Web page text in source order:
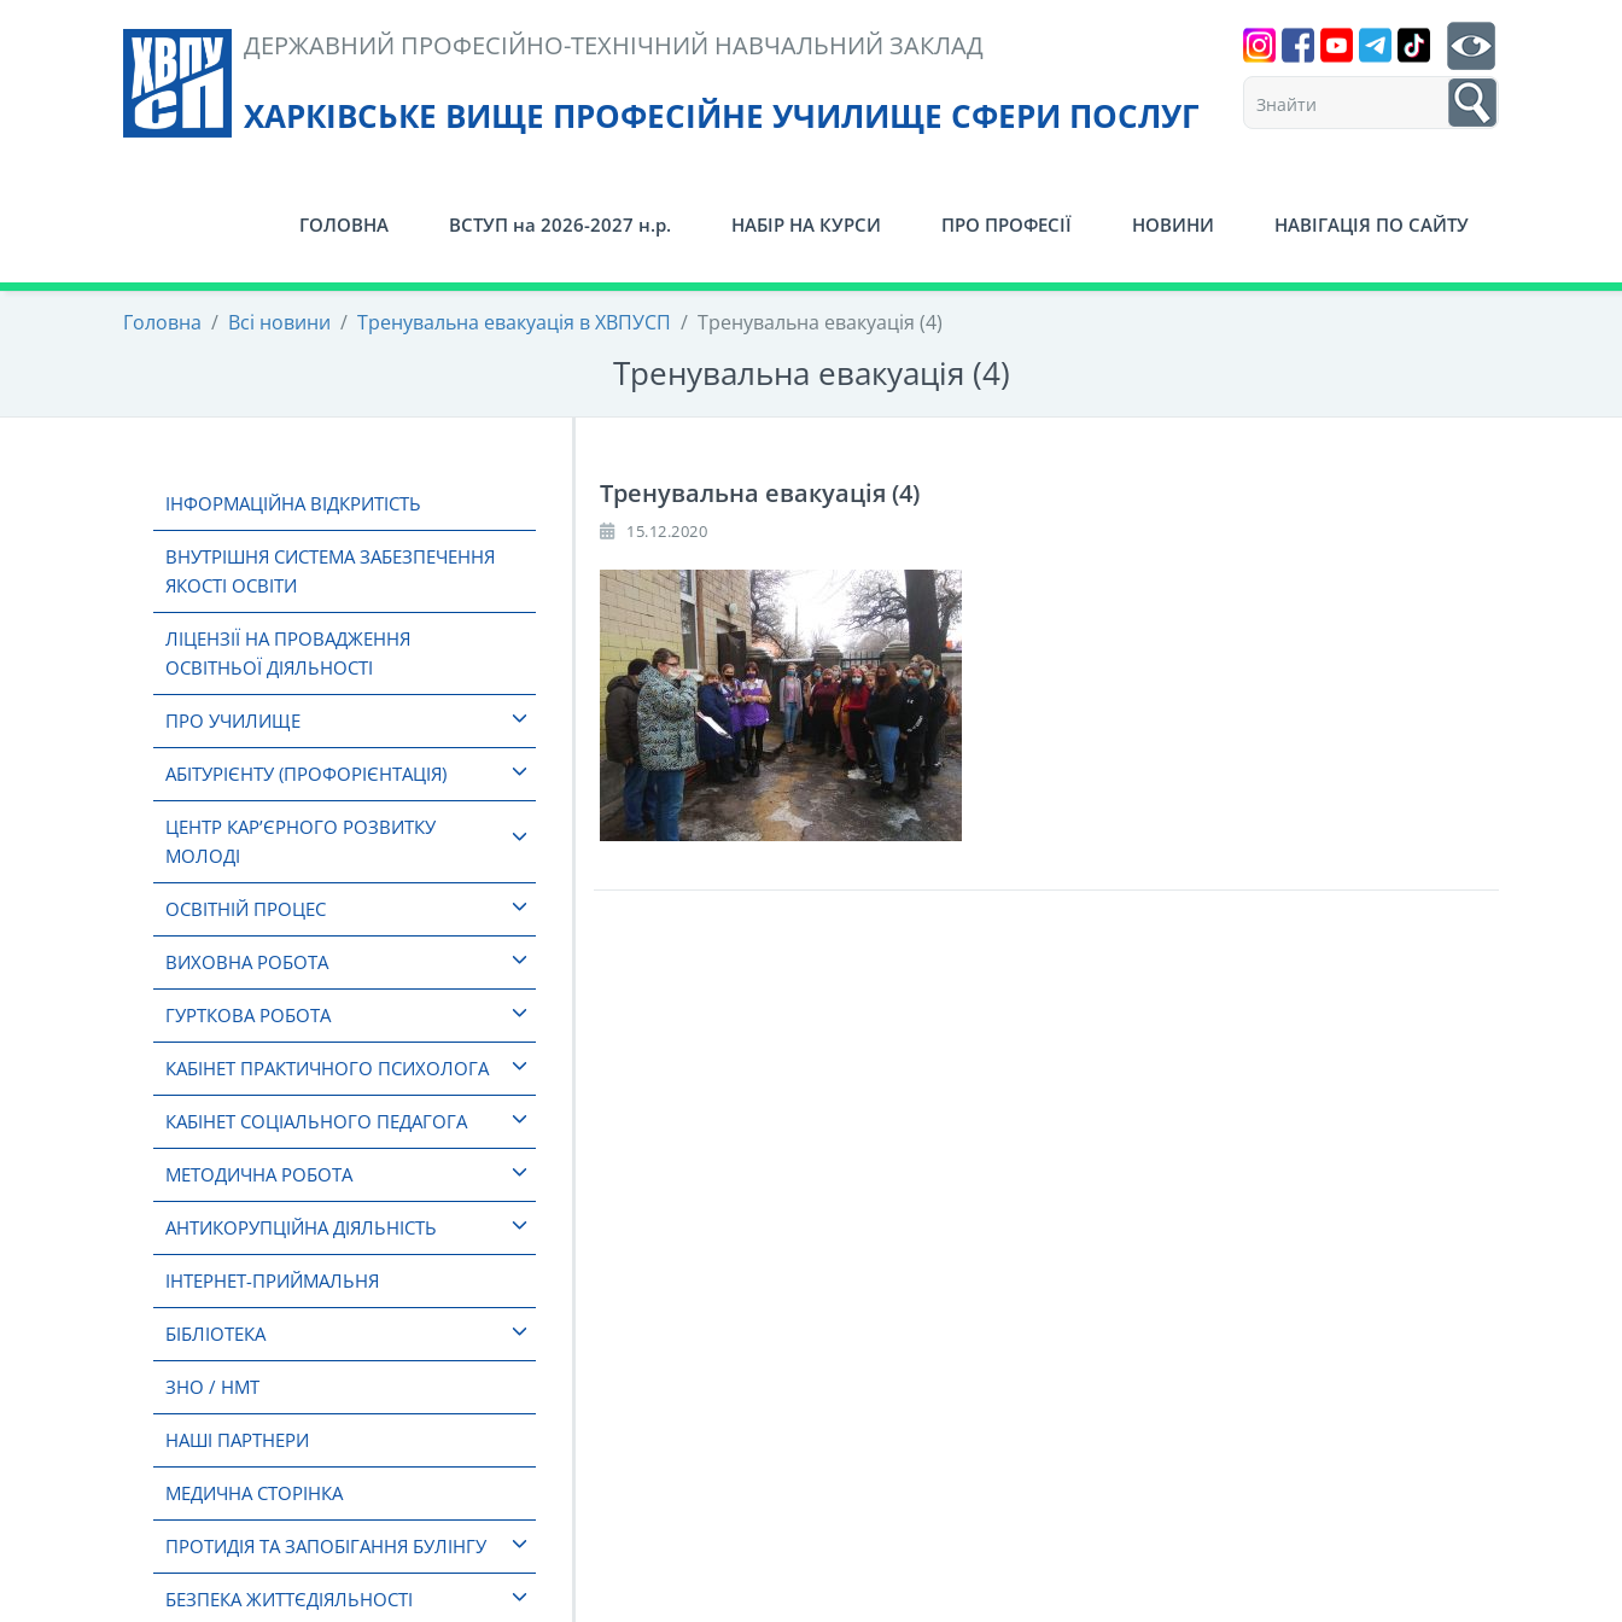
ХАРКІВСЬКЕ ВИЩЕ ПРОФЕСІЙНЕ УЧИЛИЩЕ СФЕРИ ПОСЛУГ
ДЕРЖАВНИЙ ПРОФЕСІЙНО-ТЕХНІЧНИЙ НАВЧАЛЬНИЙ ЗАКЛАД
1
ГОЛОВНА ВСТУП на 2026-2027 н.р. НАБІР НА КУРСИ ПРО ПРОФЕСІЇ НОВИНИ НАВІГАЦІЯ ПО САЙТУ
Головна / Всі новини / Тренувальна евакуація в ХВПУСП / Тренувальна евакуація (4)
Тренувальна евакуація (4)
ІНФОРМАЦІЙНА ВІДКРИТІСТЬ
ВНУТРІШНЯ СИСТЕМА ЗАБЕЗПЕЧЕННЯ
ЯКОСТІ ОСВІТИ
ЛІЦЕНЗІЇ НА ПРОВАДЖЕННЯ
ОСВІТНЬОЇ ДІЯЛЬНОСТІ
ПРО УЧИЛИЩЕ
АБІТУРІЄНТУ (ПРОФОРІЄНТАЦІЯ)
ЦЕНТР КАР’ЄРНОГО РОЗВИТКУ
МОЛОДІ
ОСВІТНІЙ ПРОЦЕС
ВИХОВНА РОБОТА
ГУРТКОВА РОБОТА
КАБІНЕТ ПРАКТИЧНОГО ПСИХОЛОГА
КАБІНЕТ СОЦІАЛЬНОГО ПЕДАГОГА
МЕТОДИЧНА РОБОТА
АНТИКОРУПЦІЙНА ДІЯЛЬНІСТЬ
ІНТЕРНЕТ-ПРИЙМАЛЬНЯ
БІБЛІОТЕКА
ЗНО / НМТ
НАШІ ПАРТНЕРИ
МЕДИЧНА СТОРІНКА
ПРОТИДІЯ ТА ЗАПОБІГАННЯ БУЛІНГУ
БЕЗПЕКА ЖИТТЄДІЯЛЬНОСТІ
Тренувальна евакуація (4)
15.12.2020